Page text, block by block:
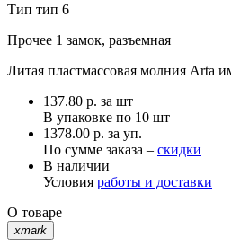
Тип тип 6
Прочее 1 замок, разъемная
Литая пластмассовая молния Arta
137.80 р. за шт
В упаковке по 10 шт
1378.00 р. за уп.
По сумме заказа – скидки
В наличии
Условия работы и доставки
О товаре
xmark